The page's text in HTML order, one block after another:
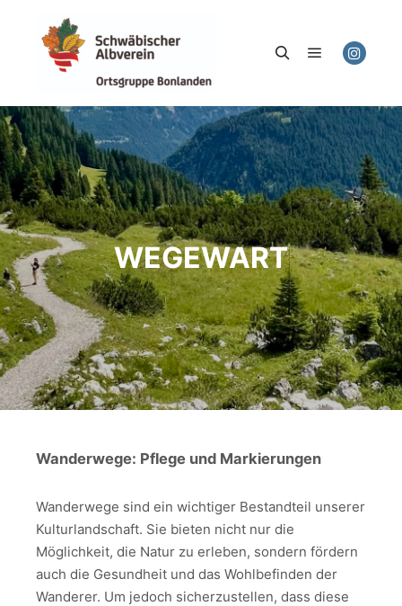
WEGEWART
Wanderwege: Pflege und Markierungen
Wanderwege sind ein wichtiger Bestandteil unserer
Kulturlandschaft. Sie bieten nicht nur die
Möglichkeit, die Natur zu erleben, sondern fördern
auch die Gesundheit und das Wohlbefinden der
Wanderer. Um jedoch sicherzustellen, dass diese